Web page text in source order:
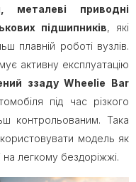
металеві приводні
підшипників, які
плавній роботі вузлів.
активну експлуатацію
ззаду Wheelie Bar
під час різкого
контрольованим. Така
модель як
на легкому бездоріжжі.